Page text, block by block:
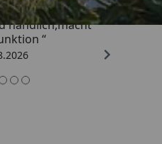
handlich,macht
“